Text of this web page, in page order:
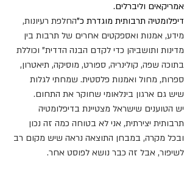
אמריקאים וליברלים.
דיפלומטיה תרבותית מוגדרת כ"החלפת רעיונות,
מידע, אמנות ואספקטים אחרים של תרבות בין
מדינות ותושביהן כדי לקדם הבנה הדדית" וכוללת
בתוכה שפה, קולינריה, ספורט, מוסיקה, תיאטרון,
ספרות, מחול ואמנות פלסטית. שמחתי לגלות
שיש גם ארגון בינלאומי שחוקר את התחום.
יש הטוענים שישראל מצטיינת בדיפלומטיה
תרבותית יצירתית, אני לא בטוחה כמה זה נכון
ובכל מקרה, במבחן התוצאה נראה שיש מקום רב
לשיפור, אבל זה כבר נושא לפוסט אחר.